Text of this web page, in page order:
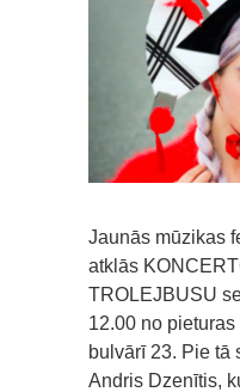
Jaunās mūzikas
atklās
TROLEJBUSU
12.00 no pieturas
bulvārī 23. Pie tā
Andris Dzenītis,